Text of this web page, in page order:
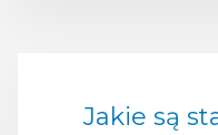
Jakie są